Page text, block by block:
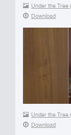
Under the Tree
Download
Under the Tree
Download